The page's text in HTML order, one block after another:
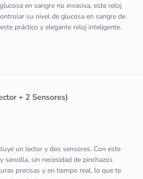
en sangre no invasiva, este reloj
su nivel de glucosa en sangre de
práctico y elegante reloj inteligente.
+ 2 Sensores)
un lector y dos sensores. Con este
sin necesidad de pinchazos
precisas y en tiempo real, lo que te